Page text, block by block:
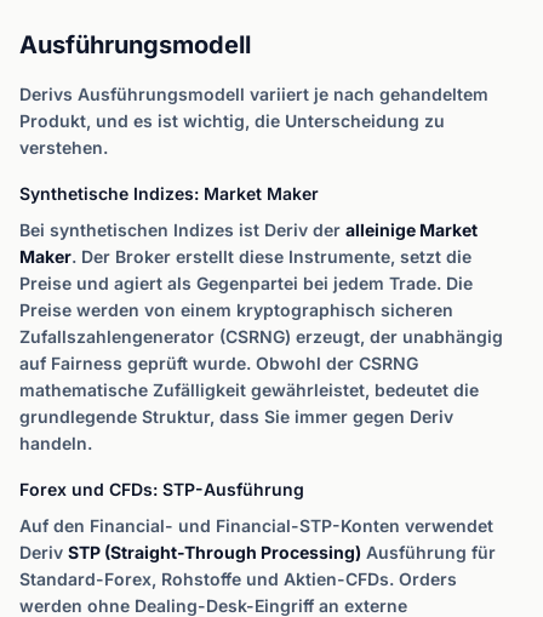
Ausführungsmodell
Derivs Ausführungsmodell variiert je nach gehandeltem
Produkt, und es ist wichtig, die Unterscheidung zu
verstehen.
Synthetische Indizes: Market Maker
Bei synthetischen Indizes ist Deriv der alleinige Market
Maker. Der Broker erstellt diese Instrumente, setzt die
Preise und agiert als Gegenpartei bei jedem Trade. Die
Preise werden von einem kryptographisch sicheren
Zufallszahlengenerator (CSRNG) erzeugt, der unabhängig
auf Fairness geprüft wurde. Obwohl der CSRNG
mathematische Zufälligkeit gewährleistet, bedeutet die
grundlegende Struktur, dass Sie immer gegen Deriv
handeln.
Forex und CFDs: STP-Ausführung
Auf den Financial- und Financial-STP-Konten verwendet
Deriv STP (Straight-Through Processing) Ausführung für
Standard-Forex, Rohstoffe und Aktien-CFDs. Orders
werden ohne Dealing-Desk-Eingriff an externe